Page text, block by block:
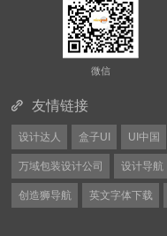
微信
友情链接
设计达人 盒子UI UI中国
万域包装设计公司 设计导航
创造狮导航 英文字体下载